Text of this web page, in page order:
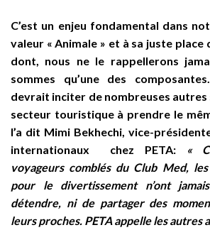
C’est un enjeu fondamental dans
valeur « Animale » et à sa juste
dont, nous ne le rappellerons
sommes qu’une des
devrait inciter de nombreuses
secteur touristique à prendre le
l’a dit Mimi Bekhechi, vice-
internationaux chez PETA:
«
voyageurs comblés du Club Med,
pour le divertissement n’ont
détendre, ni de partager des
leurs proches. PETA appelle les autres